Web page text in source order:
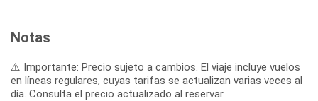
Notas
⚠️ Importante: Precio sujeto a cambios. El viaje incluye vuelos
en líneas regulares, cuyas tarifas se actualizan varias veces al
día. Consulta el precio actualizado al reservar.